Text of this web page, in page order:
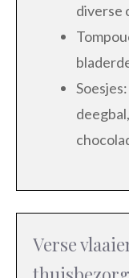
diverse
Verse